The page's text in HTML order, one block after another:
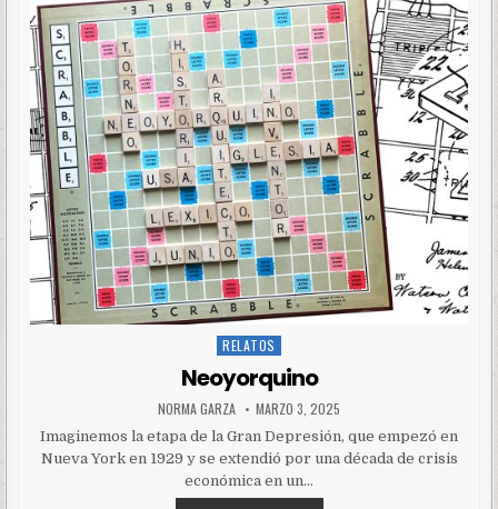
Posted
RELATOS
Neoyorquino
NORMA GARZA MARZO 3, 2025
Imaginemos la etapa de la Gran Depresión, que empezó en
Nueva York en 1929 y se extendió por una década de crisis
económica en un…